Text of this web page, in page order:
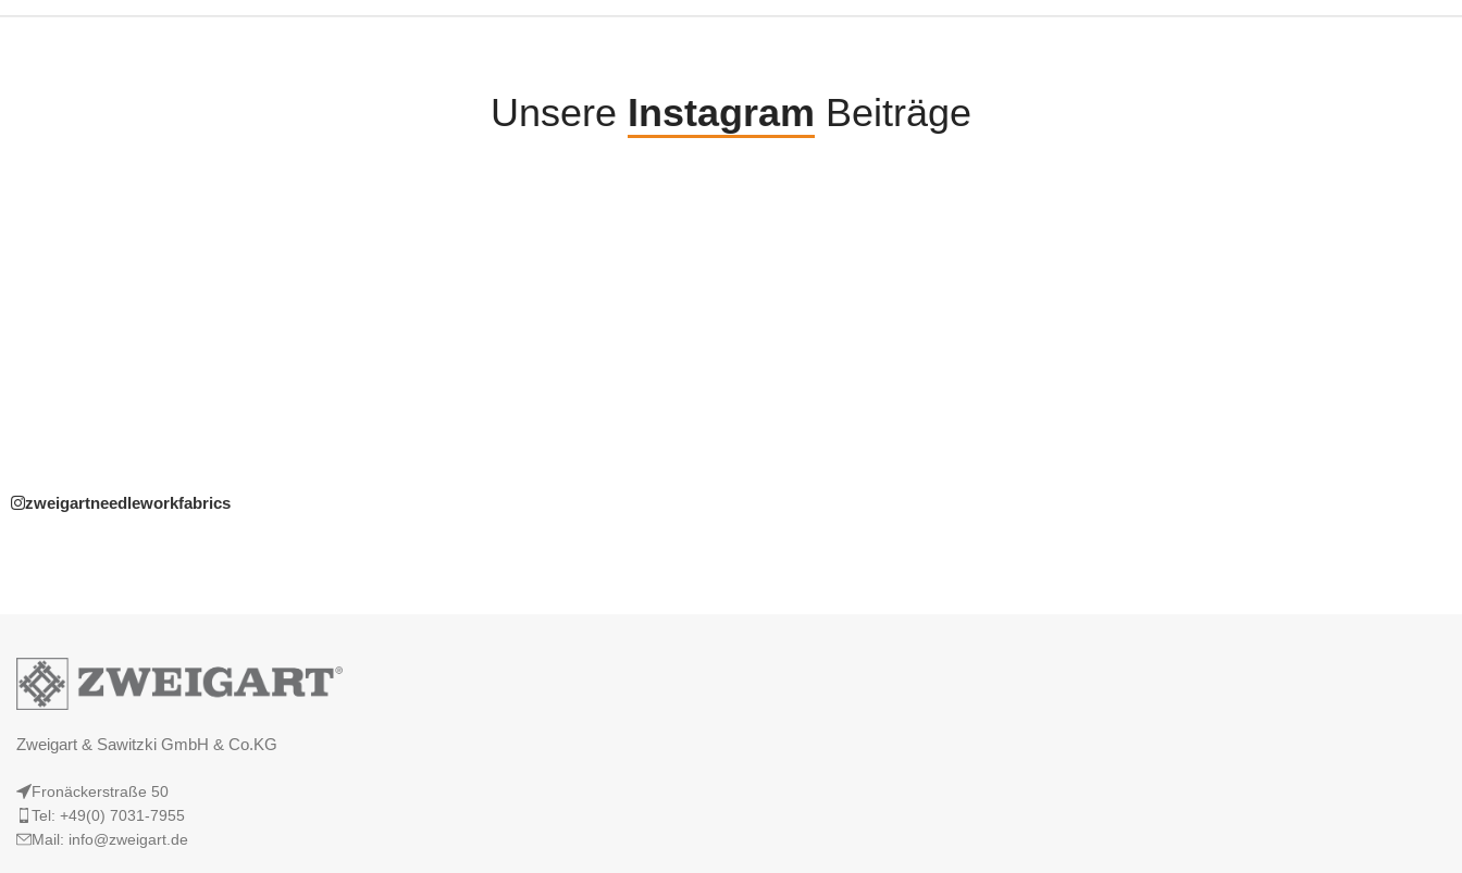
Unsere Instagram Beiträge
zweigartneedleworkfabrics
Zweigart & Sawitzki GmbH & Co.KG
Fronäckerstraße 50
Tel: +49(0) 7031-7955
Mail: info@zweigart.de